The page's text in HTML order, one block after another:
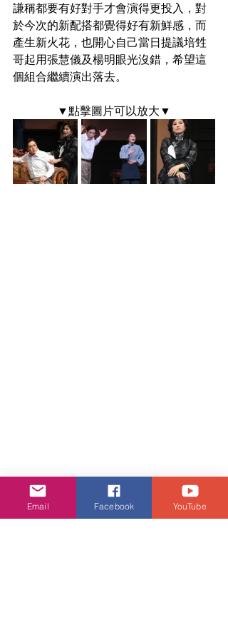
謙稱都要有好對手才會演得更投入，對
於今次的新配搭都覺得好有新鮮感，而
產生新火花，也開心自己當日提議培甡
哥起用張慧儀及楊明眼光沒錯，希望這
個組合繼續演出落去。
▼點擊圖片可以放大▼
Email Facebook YouTube